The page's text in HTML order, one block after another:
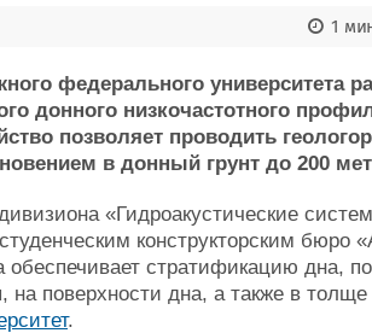
1
федерального университета
донного низкочастотного
позволяет проводить
в донный грунт до 200
«Гидроакустические
конструкторским бюро
обеспечивает стратификацию дна,
поверхности дна, а также в толще
.